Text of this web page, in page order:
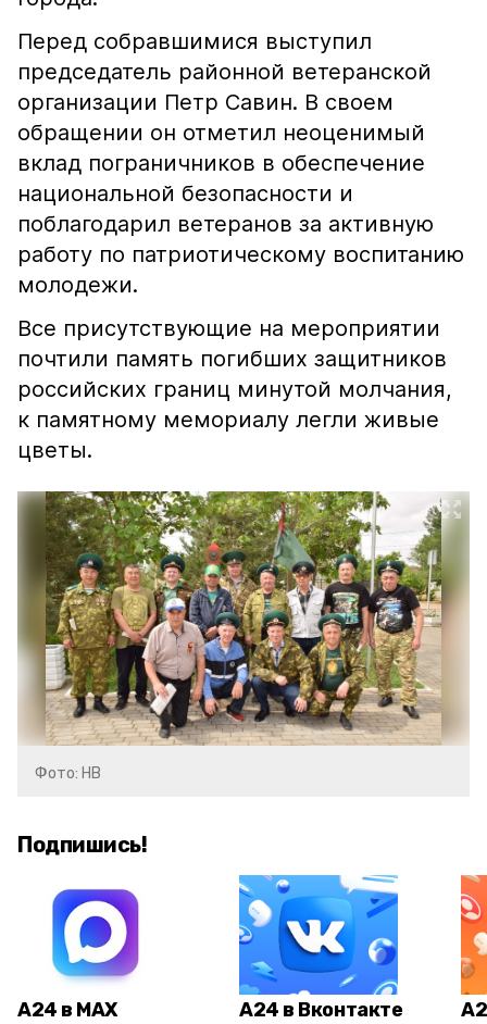
Перед собравшимися выступил
председатель районной ветеранской
организации Петр Савин. В своем
обращении он отметил неоценимый
вклад пограничников в обеспечение
национальной безопасности и
поблагодарил ветеранов за активную
работу по патриотическому воспитанию
молодежи.
Все присутствующие на мероприятии
почтили память погибших защитников
российских границ минутой молчания,
к памятному мемориалу легли живые
цветы.
Фото: НВ
Подпишись!
А24 в MAX А24 в Вконтакте